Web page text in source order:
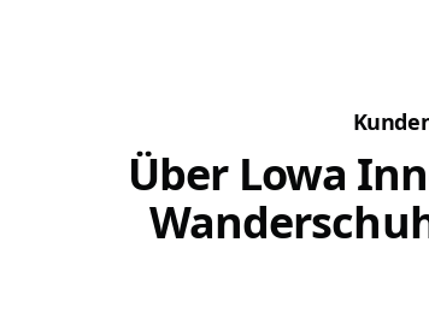
kurz erklärt...
Über Lowa